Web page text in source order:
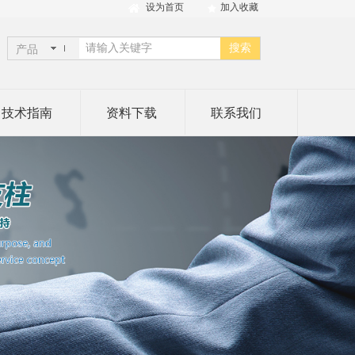
设为首页 加入收藏
产品 搜索
技术指南 资料下载 联系我们